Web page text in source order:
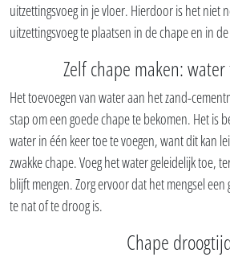
uitzettingsvoeg in je vloer. Hierdoor is het niet
uitzettingsvoeg te plaatsen in de chape en in
Zelf chape maken: water
Het toevoegen van water aan het zand-
stap om een goede chape te bekomen. Het is
water in één keer toe te voegen, want dit kan
zwakke chape. Voeg het water geleidelijk toe,
blijft mengen. Zorg ervoor dat het mengsel
te nat of te droog is.
Chape